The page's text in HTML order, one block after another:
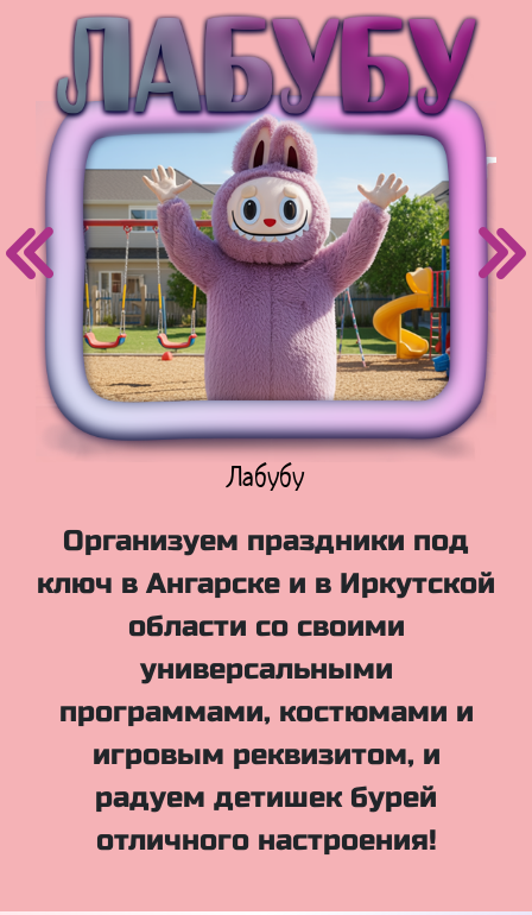
Куклы Лол
Организуем праздники под
ключ в Ангарске и в Иркутской
области со своими
универсальными
программами, костюмами и
игровым реквизитом, и
радуем детишек бурей
отличного настроения!